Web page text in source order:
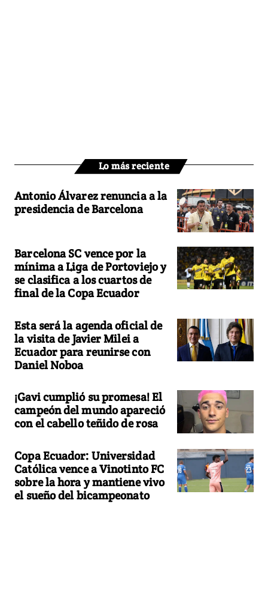
Lo más reciente
Antonio Álvarez renuncia a la
presidencia de Barcelona
Barcelona SC vence por la
mínima a Liga de Portoviejo y
se clasifica a los cuartos de
final de la Copa Ecuador
Esta será la agenda oficial de
la visita de Javier Milei a
Ecuador para reunirse con
Daniel Noboa
¡Gavi cumplió su promesa! El
campeón del mundo apareció
con el cabello teñido de rosa
Copa Ecuador: Universidad
Católica vence a Vinotinto FC
sobre la hora y mantiene vivo
el sueño del bicampeonato